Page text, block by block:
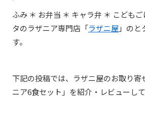
ふみ ＊ お弁当 ＊ キャラ弁 ＊ こども
タのラザニア専門店「ラザニ屋」のと
す。
下記の投稿では、ラザニ屋のお取り寄
ニア6食セット 」を紹介・レビューし